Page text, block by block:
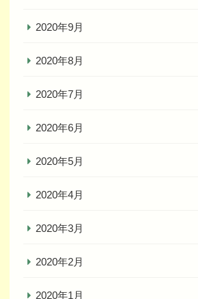
2020年9月
2020年8月
2020年7月
2020年6月
2020年5月
2020年4月
2020年3月
2020年2月
2020年1月